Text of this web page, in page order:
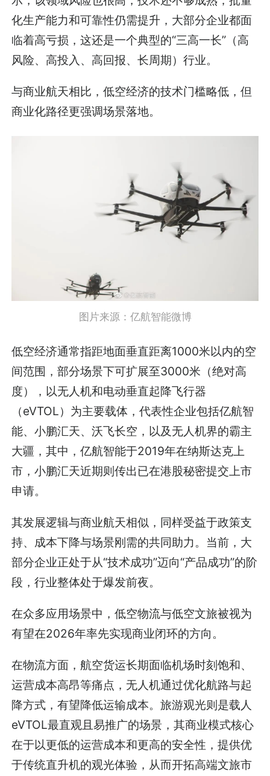
化生产能力和可靠性仍需提升，大部分企业都面
临着高亏损，这还是一个典型的“三高一长”（高
风险、高投入、高回报、长周期）行业。
与商业航天相比，低空经济的技术门槛略低，但
商业化路径更强调场景落地。
图片来源：亿航智能微博
低空经济通常指距地面垂直距离1000米以内的空
间范围，部分场景下可扩展至3000米（绝对高
度），以无人机和电动垂直起降飞行器
（eVTOL）为主要载体，代表性企业包括亿航智
能、小鹏汇天、沃飞长空，以及无人机界的霸主
大疆，其中，亿航智能于2019年在纳斯达克上
市，小鹏汇天近期则传出已在港股秘密提交上市
申请。
其发展逻辑与商业航天相似，同样受益于政策支
持、成本下降与场景刚需的共同助力。当前，大
部分企业正处于从“技术成功”迈向“产品成功”的阶
段，行业整体处于爆发前夜。
在众多应用场景中，低空物流与低空文旅被视为
有望在2026年率先实现商业闭环的方向。
在物流方面，航空货运长期面临机场时刻饱和、
运营成本高昂等痛点，无人机通过优化航路与起
降方式，有望降低运输成本。旅游观光则是载人
eVTOL最直观且易推广的场景，其商业模式核心
在于以更低的运营成本和更高的安全性，提供优
于传统直升机的观光体验，从而开拓高端文旅市